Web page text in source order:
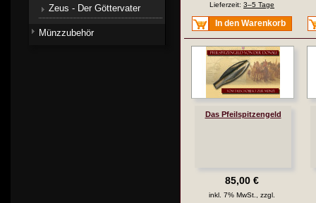
Lieferzeit: 3–5 Tage
In den Warenkorb
Das Pfeilspitzengeld
85,00 €
inkl. 7% MwSt., zzgl.
Zeus - Der Göttervater
Münzzubehör